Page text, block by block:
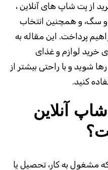
از پت شاپ‌ های آنلاین ،
سگ، و همچنین انتخاب
پرداخت. این مقاله به
خرید لوازم و غذای
شوید و با راحتی بیشتر از
کنید.
آنلاین
مشغول به کار، تحصیل یا